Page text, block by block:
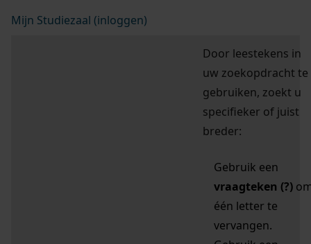
Mijn Studiezaal (inloggen)
Door leestekens in
uw zoekopdracht te
gebruiken, zoekt u
specifieker of juist
breder:
Gebruik een
vraagteken (?)
één letter te
vervangen.